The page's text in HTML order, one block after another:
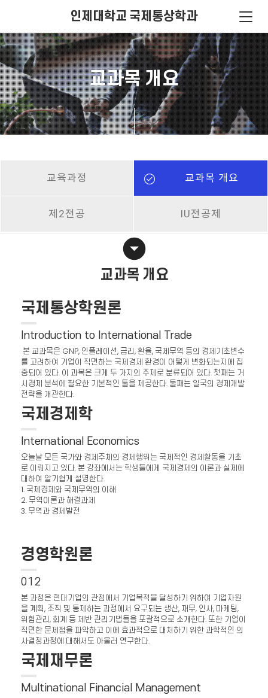
인제대학교 국제통상학과
교과목 개요
교육과정 교과목 개요
제2전공 IU전공제
arrow_drop_down_circle
교과목 개요
국제통상학원론
Introduction to International Trade
본 교과목은 GNP, 인플레이션, 금리, 환율, 국제무역 등의 경제기초변수
를 고려하여 기업이 직면하는 국제경제 환경이 어떻게 변화되는지에 집
중되어 있다. 이 과목은 크게 두 가지의 주제로 분류되어 있다. 첫째는 거
시경제 분석에 필요한 기본적인 툴을 제공한다. 둘째는 일국의 경제개발
전략을 개관한다.
국제경제학
International Economics
오늘날 모든 국가와 경제주체의 경제행위는 국제적인 경제활동을 기초
로 이뤄지고 있다. 본 강좌에서는 학생들에게 국제경제의 이론과 실제에
대하여 알기쉽게 설명한다.
1. 국제경제와 국제무역의 이해
2. 무역이론과 해결과제
3. 무역과 경제발전
경영학원론
012
본 과정은 현대기업의 관점에서 기업목적을 달성하기 위하여 기업자원
을 계획, 조직 및 통제하는 과정에서 요구되는 생산, 재무, 인사, 마케팅,
위험관리, 회계 등 제반 관리기법들을 포괄적으로 소개한다. 또한 기업이
직면한 문제점을 파악하고 이에 효과적으로 대처하기 위한 과학적인 의
사결정과정에 대해서도 아울러 연구한다.
국제재무론
Multinational Financial Management